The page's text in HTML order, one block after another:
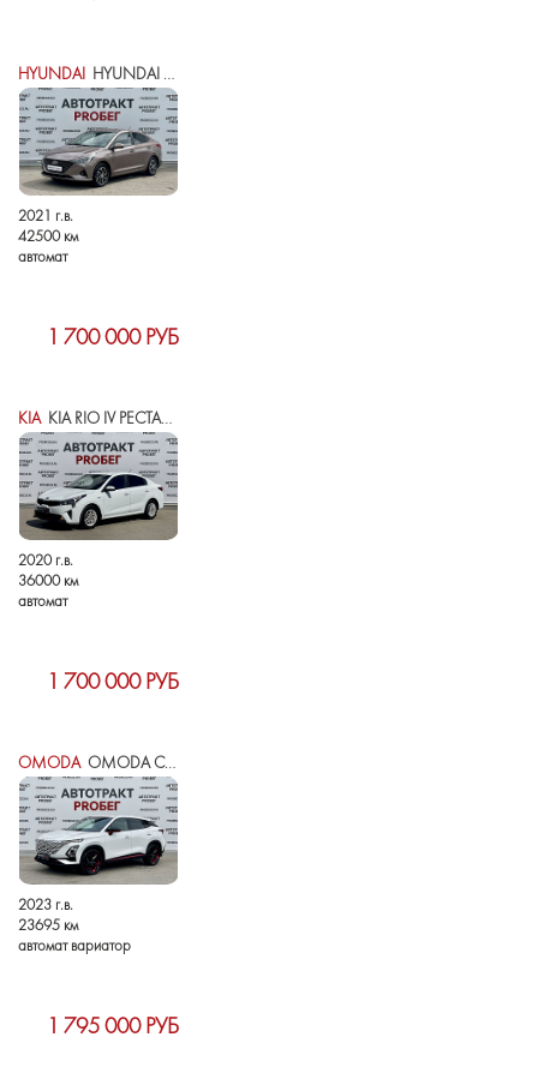
HYUNDAI HYUNDAI SOLARIS II РЕСТАЙЛИНГ
2021 г.в.
42500 км
автомат
1 700 000 РУБ
KIAKIA RIO IV РЕСТАЙЛИНГ
2020 г.в.
36000 км
автомат
1 700 000 РУБ
OMODAOMODA C5 I
2023 г.в.
23695 км
автомат вариатор
1 795 000 РУБ